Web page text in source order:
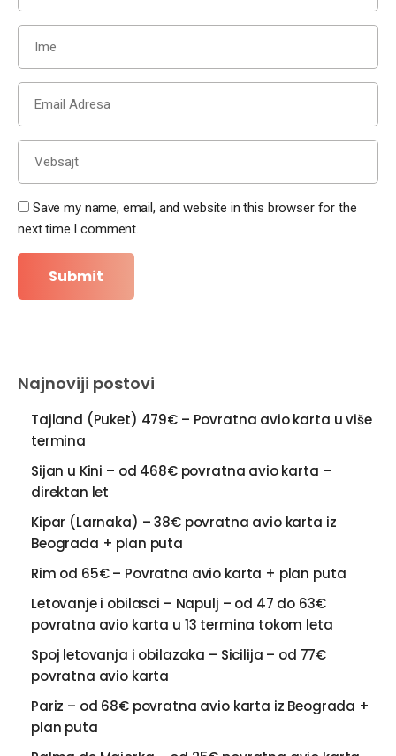
Save my name, email, and website in this browser for the
next time I comment.
Najnoviji postovi
Tajland (Puket) 479€ – Povratna avio karta u više
termina
Sijan u Kini – od 468€ povratna avio karta –
direktan let
Kipar (Larnaka) – 38€ povratna avio karta iz
Beograda + plan puta
Rim od 65€ – Povratna avio karta + plan puta
Letovanje i obilasci – Napulj – od 47 do 63€
povratna avio karta u 13 termina tokom leta
Spoj letovanja i obilazaka – Sicilija – od 77€
povratna avio karta
Pariz – od 68€ povratna avio karta iz Beograda +
plan puta